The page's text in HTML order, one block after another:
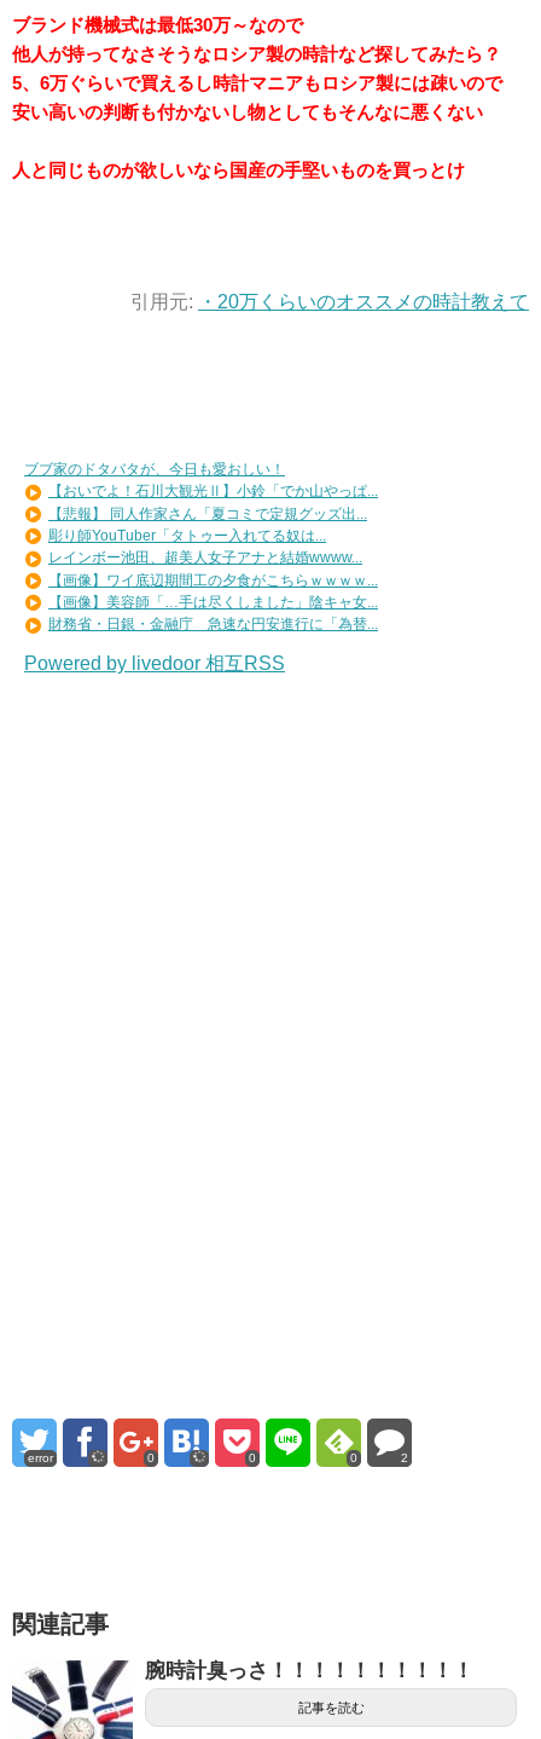
ブランド機械式は最低30万～なので
他人が持ってなさそうなロシア製の時計など探してみたら？
5、6万ぐらいで買えるし時計マニアもロシア製には疎いので
安い高いの判断も付かないし物としてもそんなに悪くない
人と同じものが欲しいなら国産の手堅いものを買っとけ
引用元: ・20万くらいのオススメの時計教えて
ブブ家のドタバタが、今日も愛おしい！
【おいでよ！石川大観光Ⅱ】小鈴「でか山やっぱ...
【悲報】 同人作家さん「夏コミで定規グッズ出...
彫り師YouTuber「タトゥー入れてる奴は...
レインボー池田、超美人女子アナと結婚wwww...
【画像】ワイ底辺期間工の夕食がこちらｗｗｗｗ...
【画像】美容師「…手は尽くしました」陰キャ女...
財務省・日銀・金融庁 急速な円安進行に「為替...
Powered by livedoor 相互RSS
error 0 0 0 2
関連記事
腕時計臭っさ！！！！！！！！！！
記事を読む